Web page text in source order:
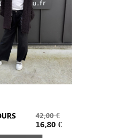
Prix
de
base
42,00 €
Prix
16,80 €